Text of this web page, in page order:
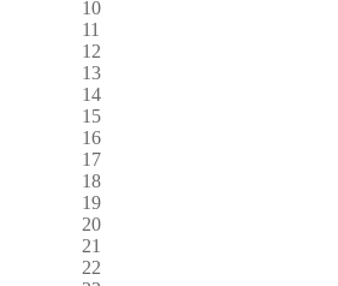
10
11
12
13
14
15
16
17
18
19
20
21
22